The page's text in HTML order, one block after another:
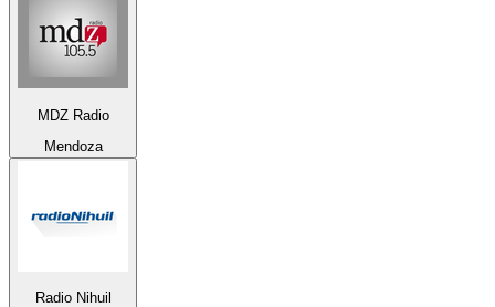
MDZ Radio
Mendoza
Radio Nihuil